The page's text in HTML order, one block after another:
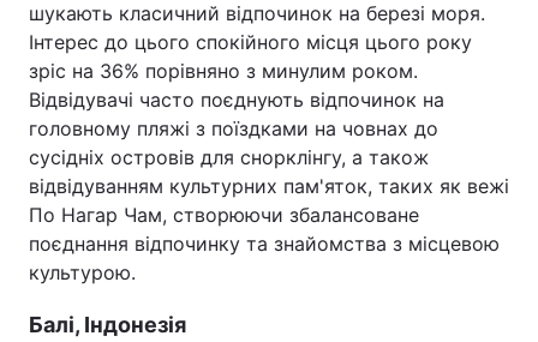
шукають класичний відпочинок на березі моря.
Інтерес до цього спокійного місця цього року
зріс на 36% порівняно з минулим роком.
Відвідувачі часто поєднують відпочинок на
головному пляжі з поїздками на човнах до
сусідніх островів для снорклінгу, а також
відвідуванням культурних пам'яток, таких як вежі
По Нагар Чам, створюючи збалансоване
поєднання відпочинку та знайомства з місцевою
культурою.
Балі, Індонезія